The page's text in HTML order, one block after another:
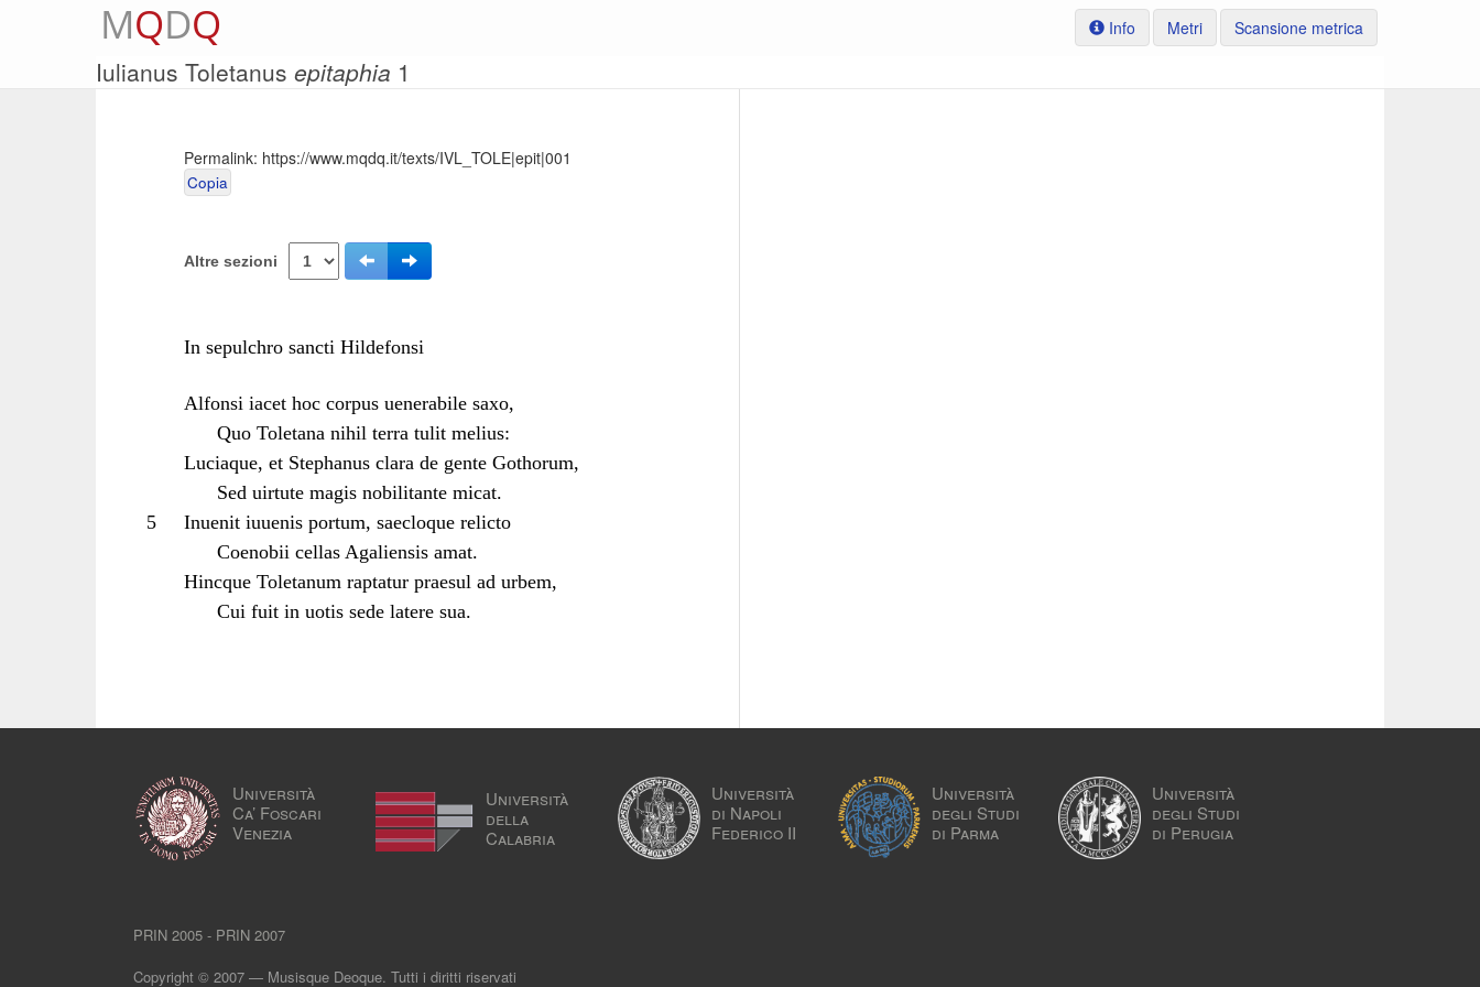
MQDQ Info Metri Scansione metrica
Iulianus Toletanus epitaphia 1
Permalink: https://www.mqdq.it/texts/IVL_TOLE|epit|001
Copia
Altre sezioni
In sepulchro sancti Hildefonsi
Alfonsi iacet hoc corpus uenerabile saxo,
Quo Toletana nihil terra tulit melius:
Luciaque, et Stephanus clara de gente Gothorum,
Sed uirtute magis nobilitante micat.
5
Inuenit iuuenis portum, saecloque relicto
Coenobii cellas Agaliensis amat.
Hincque Toletanum raptatur praesul ad urbem,
Cui fuit in uotis sede latere sua.
Università
Ca’ Foscari
Venezia
Università
della
Calabria
Università
di Napoli
Federico II
Università
degli Studi
di Parma
Università
degli Studi
di Perugia
PRIN 2005 - PRIN 2007
Copyright © 2007 — Musisque Deoque. Tutti i diritti riservati